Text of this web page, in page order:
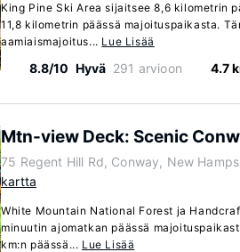
King Pine Ski Area sijaitsee 8,6 kilometrin
11,8 kilometrin päässä majoituspaikasta.
aamiaismajoitus... Lue Lisää
8.8/10 Hyvä 291 arvioon 4.7
Mtn-view Deck: Scenic
75 Regent Hill Rd, Conway, New
kartta
White Mountain National Forest ja
minuutin ajomatkan päässä
km:n päässä... Lue Lisää